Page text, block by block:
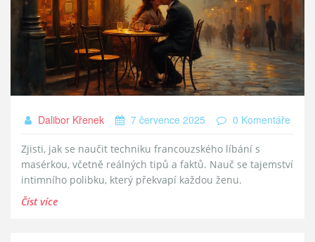
Dalibor Křenek 7 července 2025 0 Komentáře
Zjisti, jak se naučit techniku francouzského líbání s
masérkou, včetně reálných tipů a faktů. Nauč se tajemství
intimního polibku, který překvapí každou ženu.
Číst více